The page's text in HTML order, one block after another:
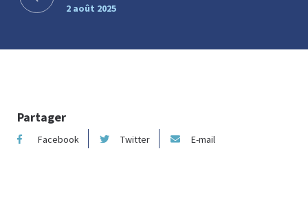
2 août 2025
Partager
Facebook Twitter E-mail